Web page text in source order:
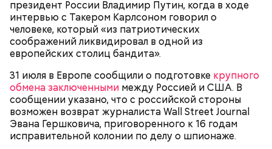
президент России Владимир Путин, когда в ходе
интервью с Такером Карлсоном говорил о
человеке, который «из патриотических
соображений ликвидировал в одной из
европейских столиц бандита».
31 июля в Европе сообщили о подготовке крупного
обмена заключенными между Россией и США. В
сообщении указано, что с российской стороны
возможен возврат журналиста Wall Street Journal
Эвана Гершковича, приговоренного к 16 годам
исправительной колонии по делу о шпионаже.
пояснил собеседник «ВМ».
Экскурсовод отметил, что в заповеднике нет
могильников, техники и мертвых городов,
притягивающих сталкеров, как в украинской
Припяти. А на пожарную вышку, откуда можно
увидеть территорию чернобыльской станции,
подниматься запрещено. Зато есть выселенные
деревни — местный эксклюзив.
Свое несогласие с предыдущим спикером в личном
том, что проект этот более 70 лет назад был создан
лишь из гуманных побуждений. 1947 год — период,
когда мир приходил в себя после мировых войн,
страшных кровопролитных противостояний. И в
качестве напоминания о том, что ядерные
столкновения могут закончиться полным
уничтожением всего живого, были запущены эти
часы. И что бы сейчас ни говорили, они очень четко
и своевременно «реагировали» на актуальные
проблемы. Если даже у адептов этой концепции
есть коммерческие амбиции — это их право.